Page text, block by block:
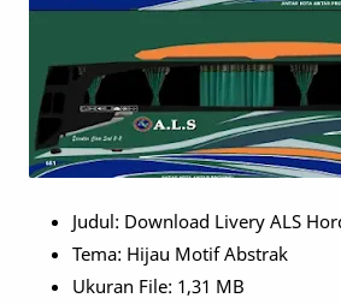
Judul: Download Livery ALS
Tema: Hijau Motif Abstrak
Ukuran File: 1,31 MB